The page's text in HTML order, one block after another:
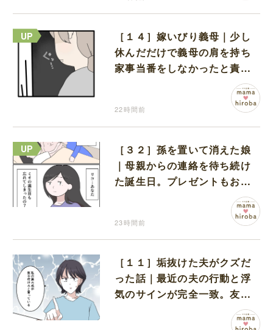
［１４］嫁いびり義母｜少し
休んだだけで義母の肩を持ち
家事当番をしなかったと責め
22時間前
［３２］孫を置いて消えた娘
｜母親からの連絡を待ち続け
た誕生日。プレゼントもお祝
23時間前
［１１］垢抜けた夫がクズだ
った話｜最近の夫の行動と浮
気のサインが完全一致。友人